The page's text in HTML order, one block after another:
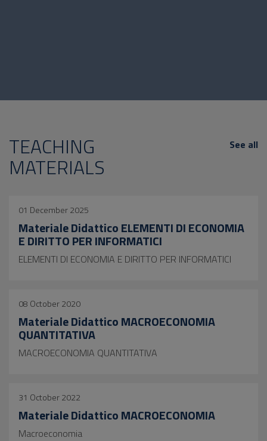
TEACHING
MATERIALS
See all
01 December 2025
Materiale Didattico ELEMENTI DI ECONOMIA
E DIRITTO PER INFORMATICI
ELEMENTI DI ECONOMIA E DIRITTO PER INFORMATICI
08 October 2020
Materiale Didattico MACROECONOMIA
QUANTITATIVA
MACROECONOMIA QUANTITATIVA
31 October 2022
Materiale Didattico MACROECONOMIA
Macroeconomia